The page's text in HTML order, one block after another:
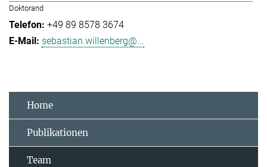
Doktorand
+49 89 8578 3674
sebastian.willenberg@...
Home
Publikationen
Team